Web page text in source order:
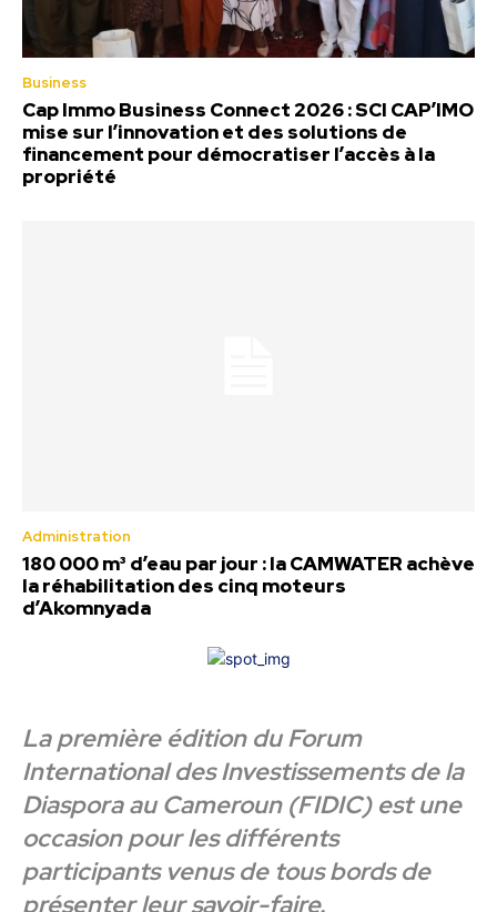
Business
Cap Immo Business Connect 2026 : SCI CAP’IMO
mise sur l’innovation et des solutions de
financement pour démocratiser l’accès à la
propriété
Administration
180 000 m³ d’eau par jour : la CAMWATER achève
la réhabilitation des cinq moteurs
d’Akomnyada
La première édition du Forum
International des Investissements de la
Diaspora au Cameroun (FIDIC) est une
occasion pour les différents
participants venus de tous bords de
présenter leur savoir-faire.